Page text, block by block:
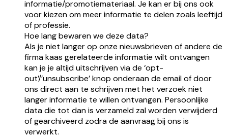
informatie/promotiemateriaal. Je kan er bij ons ook
voor kiezen om meer informatie te delen zoals leeftijd
of professie.
Hoe lang bewaren we deze data?
Als je niet langer op onze nieuwsbrieven of andere de
firma kaas gerelateerde informatie wilt ontvangen
kan je je altijd uitschrijven via de ‘opt-
out’/’unsubscribe’ knop onderaan de email of door
ons direct aan te schrijven met het verzoek niet
langer informatie te willen ontvangen. Persoonlijke
data die tot dan is verzameld zal worden verwijderd
of gearchiveerd zodra de aanvraag bij ons is
verwerkt.